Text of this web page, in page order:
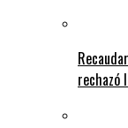
rechazó